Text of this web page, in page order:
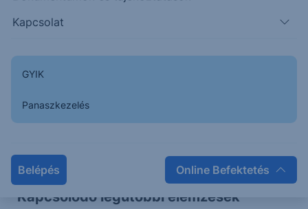
Kapcsolat
GYIK
Panaszkezelés
Belépés Online Befektetés
45750
OTP 46 890 +2.16%
Kapcsolódó legutóbbi elemzések